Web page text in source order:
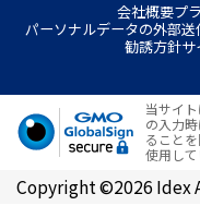
会社概要プ
パーソナルデータの外部送
勧誘方針サ
当サイ
の入力
ること
使用して
Copyright ©2026 Idex